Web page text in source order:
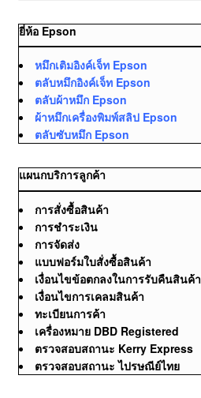
ยี่ห้อ Epson
หมึกเติมอิงค์เจ็ท Epson
ตลับหมึกอิงค์เจ็ท Epson
ตลับผ้าหมึก Epson
ผ้าหมึกเครื่องพิมพ์สลิป Epson
ตลับซับหมึก Epson
แผนกบริการลูกค้า
การสั่งซื้อสินค้า
การชำระเงิน
การจัดส่ง
แบบฟอร์มใบสั่งซื้อสินค้า
เงื่อนไขข้อตกลงในการรับคืนสินค้า
เงื่อนไขการเคลมสินค้า
ทะเบียนการค้า
เครื่องหมาย DBD Registered
ตรวจสอบสถานะ Kerry Express
ตรวจสอบสถานะ ไปรษณีย์ไทย